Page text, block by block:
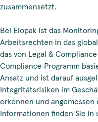
zusammensetzt.
Bei Elopak ist das
Arbeitsrechten in das
das von Legal &
Compliance‑Programm
Ansatz und ist darauf
Integritätsrisiken im
erkennen und angemessen
Informationen finden Sie in